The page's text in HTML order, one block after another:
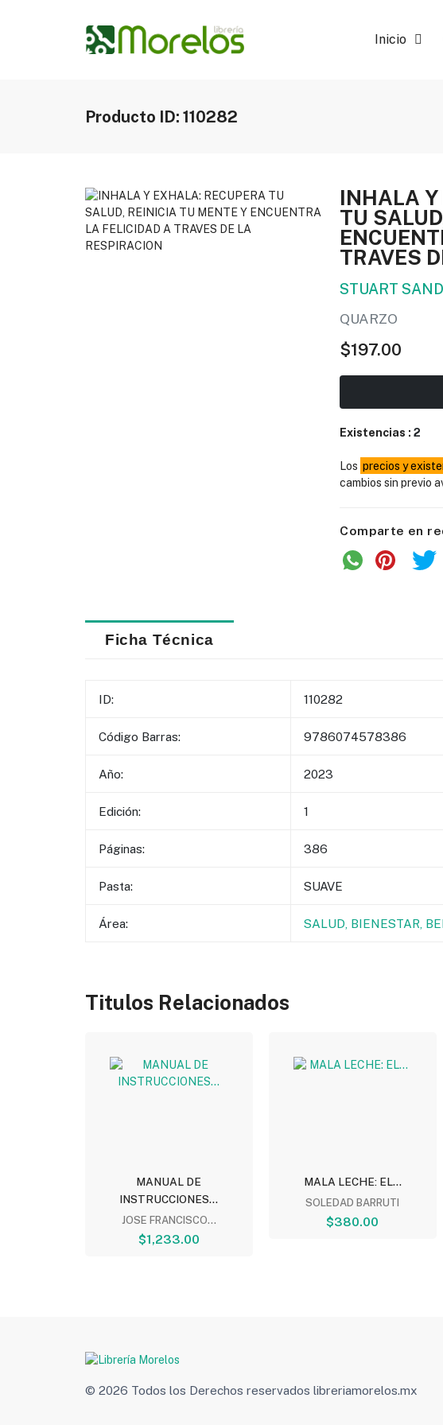
Inicio
Producto ID: 110282
INHALA Y
TU
TRAVES
STUART
QUARZO
$197.00
Existencias :2
Los precios y
cambios sin previo
Comparte en
Ficha Técnica
ID: 110282
Código Barras: 9786074578386
Año: 2023
Edición: 1
Páginas: 386
Pasta: SUAVE
Área: SALUD, BIENESTAR,
Titulos Relacionados
MANUAL DE
INSTRUCCIONES...
JOSE FRANCISCO...
$1,233.00
MALA LECHE: EL...
SOLEDAD BARRUTI
$380.00
© 2026 Todos los Derechos reservados libreriamorelos.mx